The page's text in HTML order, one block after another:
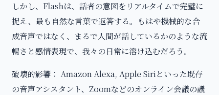
しかし、Flashは、話者の意図をリアルタイムで完璧に
捉え、最も自然な言葉で返答する。もはや機械的な合
成音声ではなく、まるで人間が話しているかのような流
暢さと感情表現で、我々の日常に溶け込むだろう。
破壊的影響： Amazon Alexa, Apple Siriといった既存
の音声アシスタント、Zoomなどのオンライン会議の議